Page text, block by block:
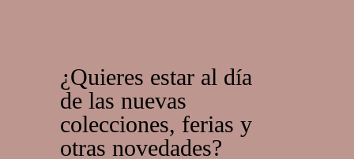
¿Quieres estar al día
de las nuevas
colecciones, ferias y
otras novedades?